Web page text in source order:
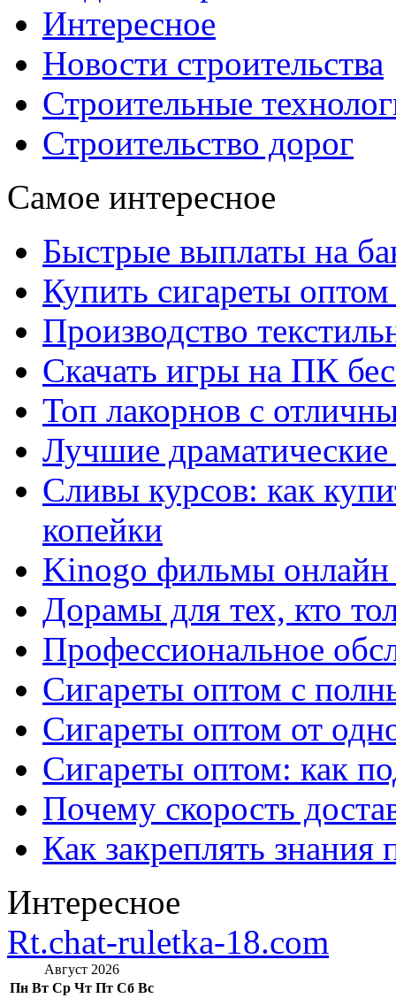
Интересное
Новости строительства
Строительные
Строительство дорог
Самое интересное
Быстрые выплаты на
Купить сигареты
Производство
Скачать игры на ПК
Топ лакорнов с
Лучшие
Сливы курсов: как
копейки
Kinogo фильмы онлайн
Дорамы для тех, кто
Профессиональное
Сигареты оптом с
Сигареты оптом от
Сигареты оптом: как
Почему скорость
Как закреплять знания
Интересное
Rt.chat-ruletka-18.com
Август 2026
Пн Вт Ср Чт Пт Сб Вс